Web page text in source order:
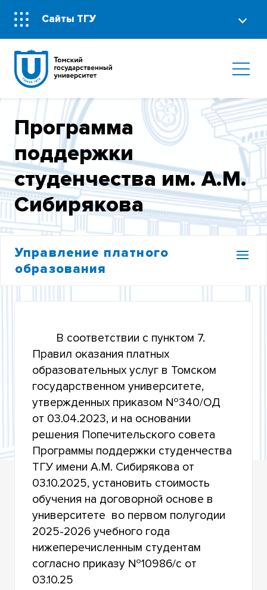
Сайты ТГУ
Программа
поддержки
студенчества им. А.М.
Сибирякова
Управление платного
образования
ПЕРЕЧЕНЬ ПЛАТНЫХ ОБРАЗОВАТЕЛЬНЫХ
ПОРЯДОК ОФОРМЛЕНИЯ ДОГОВОРОВ
ОБРАЗЦЫ ДОГОВОРОВ
БЛАНКИ ДОКУМЕНТОВ
СТОИМОСТЬ ОБУЧЕНИЯ
ПОРЯДОК ОПЛАТЫ ОБУЧЕНИЯ
СОЦИАЛЬНЫЙ НАЛОГОВЫЙ ВЫЧЕТ
ОБРАЗОВАТЕЛЬНЫЙ КРЕДИТ С
ГОСПОДДЕРЖКОЙ
ПРОГРАММА ПОДДЕРЖКИ СТУДЕНЧЕСТВА ИМ.
А.М. СИБИРЯКОВА
ПЕРЕВОД НА БЮДЖЕТ
В соответствии с пунктом 7.
Правил оказания платных
образовательных услуг в Томском
государственном университете,
утвержденных приказом №340/ОД
от 03.04.2023, и на основании
решения Попечительского совета
Программы поддержки студенчества
ТГУ имени А.М. Сибирякова от
03.10.2025, установить стоимость
обучения на договорной основе в
университете во первом полугодии
2025-2026 учебного года
нижеперечисленным студентам
согласно приказу №10986/с от
03.10.25